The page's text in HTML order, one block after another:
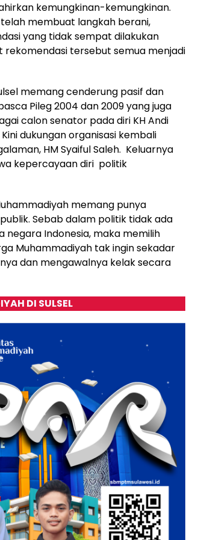
kemungkinan-kemungkinan.
telah membuat langkah berani,
yang tidak sempat dilakukan
rekomendasi tersebut semua menjadi
memang cenderung pasif dan
Pileg 2004 dan 2009 yang juga
calon senator pada diri KH Andi
dukungan organisasi kembali
HM Syaiful Saleh. Keluarnya
kepercayaan diri politik
memang punya
Sebab dalam politik tidak ada
negara Indonesia, maka memilih
Muhammadiyah tak ingin sekadar
dan mengawalnya kelak secara
DI SULSEL